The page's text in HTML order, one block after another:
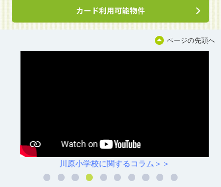
ページの先頭へ
川原小学校に関するコラム＞＞